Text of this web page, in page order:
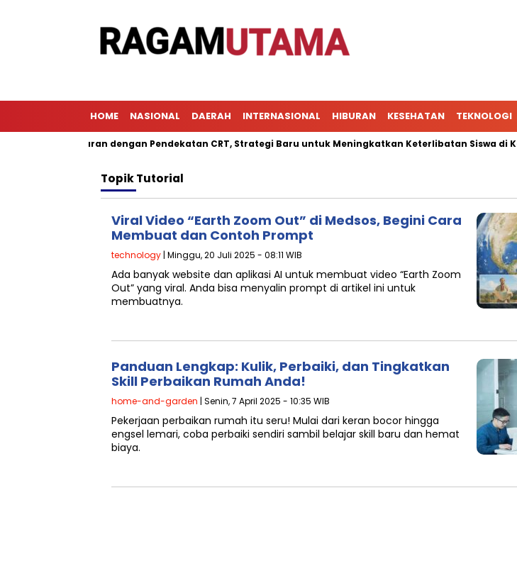
HOME NASIONAL DAERAH INTERNASIONAL HIBURAN KESEHATAN TEKNOLOGI
Pembelajaran dengan Pendekatan CRT, Strategi Baru untuk Meningkatkan Keterlibatan Siswa di Kelas
TopikTutorial
Viral Video “Earth Zoom Out” di Medsos, Begini Cara
Membuat dan Contoh Prompt
technology | Minggu, 20 Juli 2025 - 08:11 WIB
Ada banyak website dan aplikasi AI untuk membuat video “Earth Zoom
Out” yang viral. Anda bisa menyalin prompt di artikel ini untuk
membuatnya.
Panduan Lengkap: Kulik, Perbaiki, dan Tingkatkan
Skill Perbaikan Rumah Anda!
home-and-garden | Senin, 7 April 2025 - 10:35 WIB
Pekerjaan perbaikan rumah itu seru! Mulai dari keran bocor hingga
engsel lemari, coba perbaiki sendiri sambil belajar skill baru dan hemat
biaya.